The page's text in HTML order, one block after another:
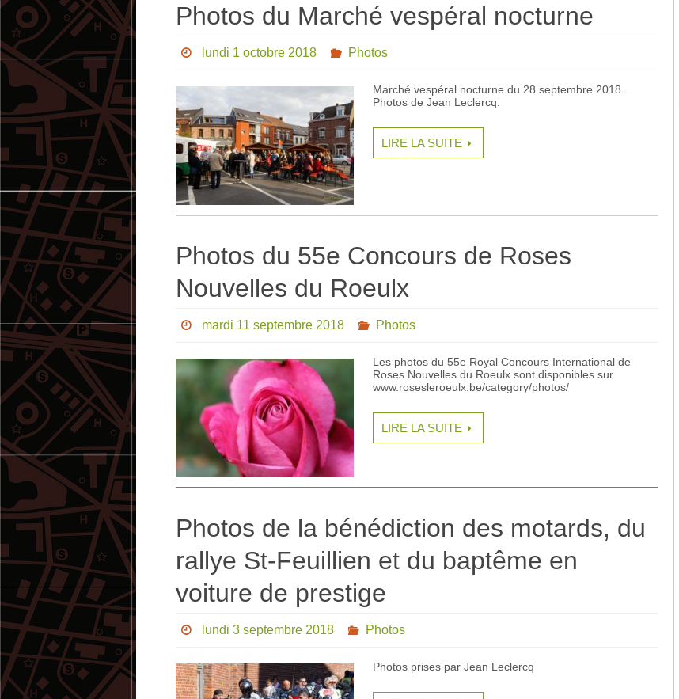
Photos du Marché vespéral nocturne
lundi 1 octobre 2018 Photos
Marché vespéral nocturne du 28 septembre 2018.
Photos de Jean Leclercq.
LIRE LA SUITE
Photos du 55e Concours de Roses
Nouvelles du Roeulx
mardi 11 septembre 2018 Photos
Les photos du 55e Royal Concours International de
Roses Nouvelles du Roeulx sont disponibles sur
www.rosesleroeulx.be/category/photos/
LIRE LA SUITE
Photos de la bénédiction des motards, du
rallye St-Feuillien et du baptême en
voiture de prestige
lundi 3 septembre 2018 Photos
Photos prises par Jean Leclercq